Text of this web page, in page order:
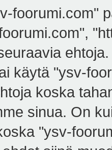
foorumi.com"
käytä "ysv-
koska
sinua. On
"ysv-